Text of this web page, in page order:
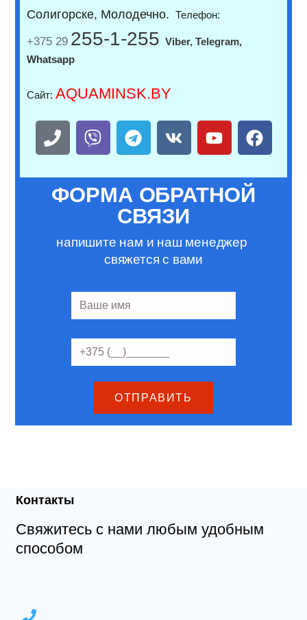
Солигорске, Молодечно.
Телефон:
+375 29 255-1-255 Viber, Telegram,
Whatsapp
Сайт: AQUAMINSK.BY
ФОРМА ОБРАТНОЙ
СВЯЗИ
напишите нам и наш менеджер
свяжется с вами
ОТПРАВИТЬ
Контакты
Свяжитесь с нами любым удобным
способом